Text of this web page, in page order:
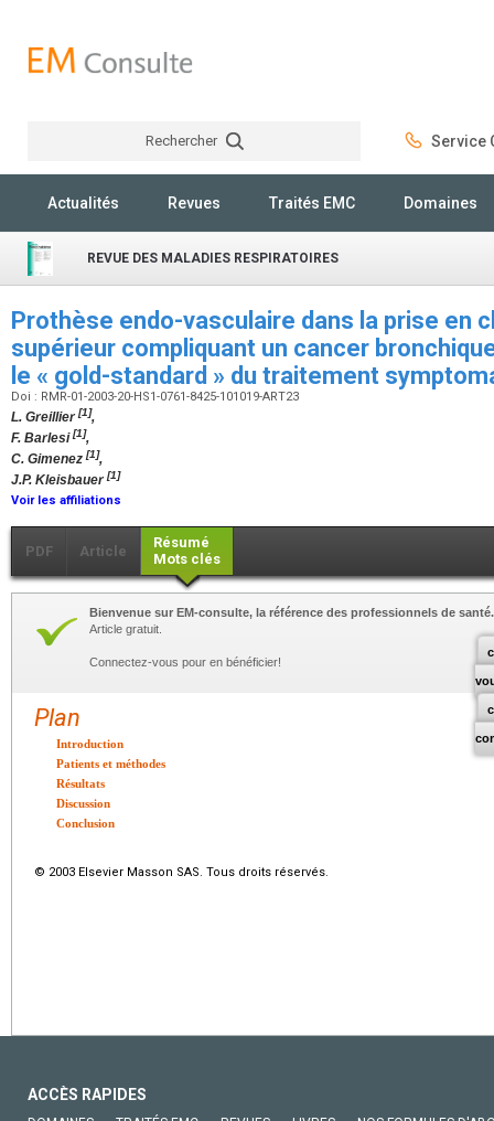
Rechercher Service
Actualités Revues Traités EMC Domaines
REVUE DES MALADIES RESPIRATOIRES
Prothèse endo-vasculaire dans la prise en
supérieur compliquant un cancer
le « gold-standard » du traitement
Doi : RMR-01-2003-20-HS1-0761-8425-101019-ART23
L. Greillier[1],
F. Barlesi[1],
C. Gimenez [1],
J.P. Kleisbauer[1]
Voir les affiliations
PDF Article
Résumé
Mots clés
Bienvenue sur EM-consulte, la référence des professionnels de santé.
Article gratuit.
Connectez-vous pour en bénéficier!
Plan
Introduction
Patients et méthodes
Résultats
Discussion
Conclusion
© 2003 Elsevier Masson SAS. Tous droits réservés.
ACCÈS RAPIDES